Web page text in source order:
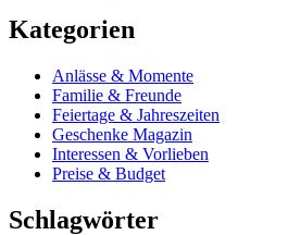
Kategorien
Anlässe & Momente
Familie & Freunde
Feiertage & Jahreszeiten
Geschenke Magazin
Interessen & Vorlieben
Preise & Budget
Schlagwörter